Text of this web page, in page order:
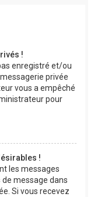
!
enregistré et/ou
privée
vous a empêché
pour
!
les messages
message dans
Si vous recevez